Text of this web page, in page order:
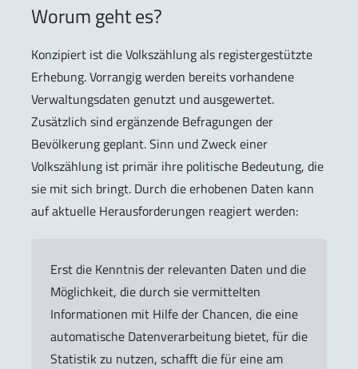
Worum geht es?
Konzipiert ist die Volkszählung als registergestützte
Erhebung. Vorrangig werden bereits vorhandene
Verwaltungsdaten genutzt und ausgewertet.
Zusätzlich sind ergänzende Befragungen der
Bevölkerung geplant. Sinn und Zweck einer
Volkszählung ist primär ihre politische Bedeutung, die
sie mit sich bringt. Durch die erhobenen Daten kann
auf aktuelle Herausforderungen reagiert werden:
Erst die Kenntnis der relevanten Daten und die
Möglichkeit, die durch sie vermittelten
Informationen mit Hilfe der Chancen, die eine
automatische Datenverarbeitung bietet, für die
Statistik zu nutzen, schafft die für eine am